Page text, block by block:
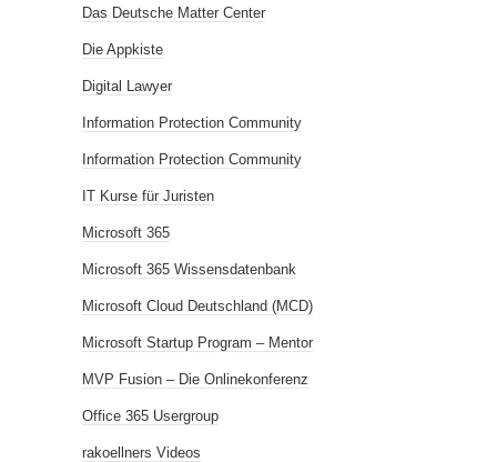
Das Deutsche Matter Center
Die Appkiste
Digital Lawyer
Information Protection Community
Information Protection Community
IT Kurse für Juristen
Microsoft 365
Microsoft 365 Wissensdatenbank
Microsoft Cloud Deutschland (MCD)
Microsoft Startup Program – Mentor
MVP Fusion – Die Onlinekonferenz
Office 365 Usergroup
rakoellners Videos